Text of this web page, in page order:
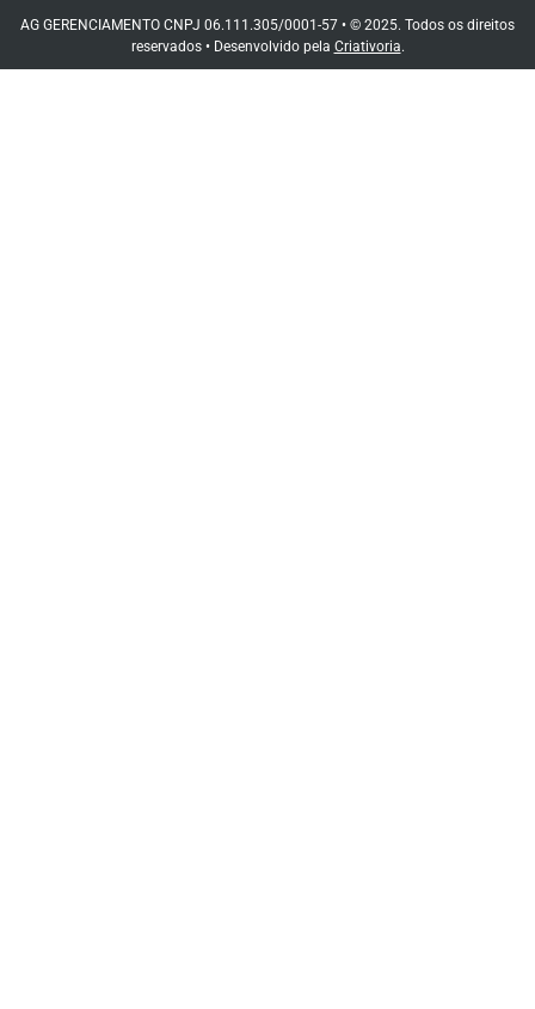
AG GERENCIAMENTO CNPJ 06.111.305/0001-57 • © 2025. Todos os direitos
reservados • Desenvolvido pela Criativoria.